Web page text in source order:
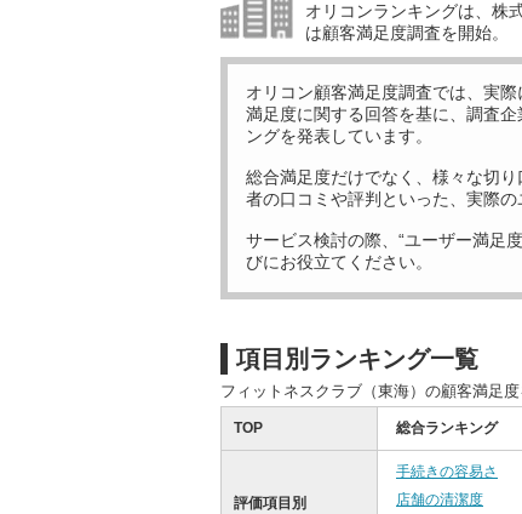
オリコンランキングは、株
は顧客満足度調査を開始。
オリコン顧客満足度調査では、実
満足度に関する回答を基に、調査企
ングを発表しています。
総合満足度だけでなく、様々な切り
者の口コミや評判といった、実際の
サービス検討の際、“ユーザー満足
びにお役立てください。
項目別ランキング一覧
フィットネスクラブ（東海）の顧客満足
TOP 総合ランキング
評価項目別
手続きの容易さ
店舗の清潔度